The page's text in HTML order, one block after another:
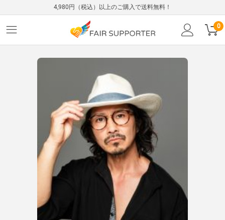
4,980円（税込）以上のご購入で送料無料！
0